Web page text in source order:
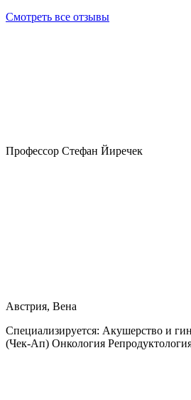
Смотреть все отзывы
Профессор Стефан Йиречек
Австрия, Вена
Специализируется: Акушерство и
(Чек-Ап) Онкология